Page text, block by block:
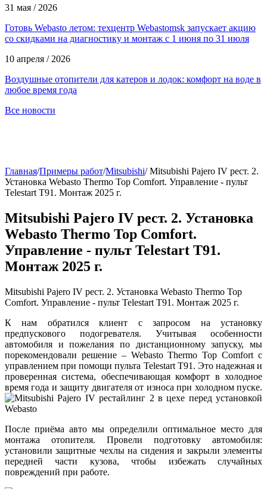
31 мая / 2026
Готовь Webasto летом: техцентр Webastomsk запускает акцию
со скидками на диагностику и монтаж с 1 июня по 31 июля
10 апреля / 2026
Воздушные отопители для катеров и лодок: комфорт на воде в
любое время года
Все новости
Главная/Примеры работ/Mitsubishi/ Mitsubishi Pajero IV рест. 2.
Установка Webasto Thermo Top Comfort. Управление - пульт
Telestart T91. Монтаж 2025 г.
Mitsubishi Pajero IV рест. 2. Установка
Webasto Thermo Top Comfort.
Управление - пульт Telestart T91.
Монтаж 2025 г.
Mitsubishi Pajero IV рест. 2. Установка Webasto Thermo Top
Comfort. Управление - пульт Telestart T91. Монтаж 2025 г.
К нам обратился клиент с запросом на установку
предпускового подогревателя. Учитывая особенности
автомобиля и пожелания по дистанционному запуску, мы
порекомендовали решение – Webasto Thermo Top Comfort с
управлением при помощи пульта Telestart T91. Это надежная и
проверенная система, обеспечивающая комфорт в холодное
время года и защиту двигателя от износа при холодном пуске.
После приёма авто мы определили оптимальное место для
монтажа отопителя. Провели подготовку автомобиля:
установили защитные чехлы на сидения и закрыли элементы
передней части кузова, чтобы избежать случайных
повреждений при работе.